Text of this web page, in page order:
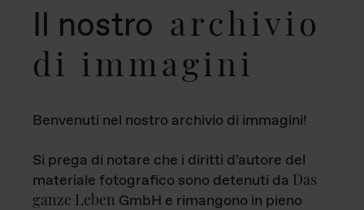
Il nostro archivio
di immagini
Benvenuti nel nostro archivio di immagini!
Si prega di notare che i diritti d'autore del
materiale fotografico sono detenuti da Das
ganze Leben GmbH e rimangono in pieno